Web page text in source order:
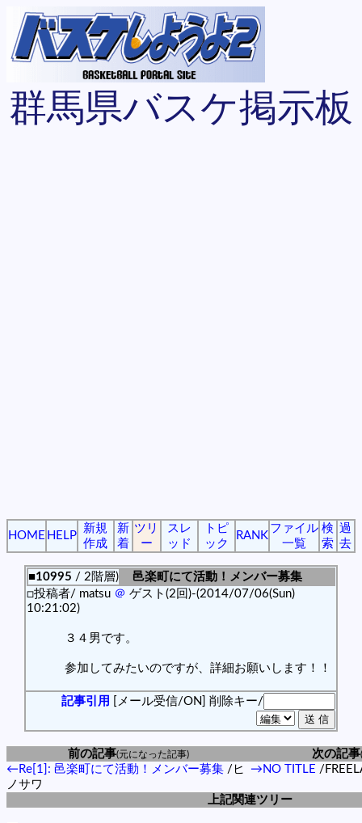
群馬県バスケ掲示板
HOME HELP
新規
作成
新
着
ツリ
ー
スレ
ッド
トピ
ック
RANK
ファイル
一覧
検
索
過
去
■10995 / 2階層)
邑楽町にて活動！メンバー募集
□投稿者/ matsu ＠ ゲスト(2回)-(2014/07/06(Sun)
10:21:02)
３４男です。
参加してみたいのですが、詳細お願いします！！
記事引用 [メール受信/ON] 削除キー/
前の記事(元になった記事) 次の記事
←Re[1]: 邑楽町にて活動！メンバー募集 /ヒ
ノサワ
→NO TITLE /
上記関連ツリー